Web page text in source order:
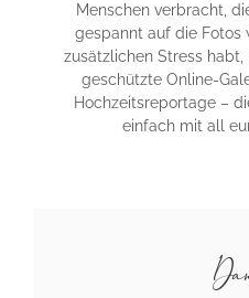
Menschen verbracht,
gespannt auf die Fotos
zusätzlichen Stress
geschützte Online-
Hochzeitsreportage –
einfach mit all